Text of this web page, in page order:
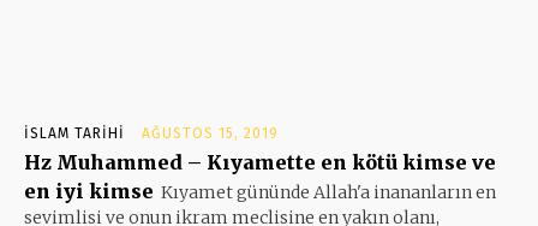
İSLAM TARIHI AĞUSTOS 15, 2019
Hz Muhammed – Kıyamette en kötü kimse ve
en iyi kimse Kıyamet gününde Allah'a inananların en
sevimlisi ve onun ikram meclisine en yakın olanı,